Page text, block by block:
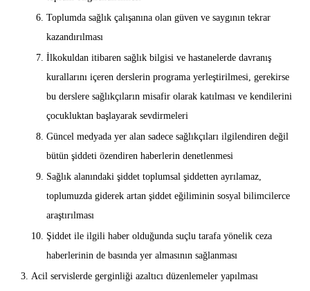
Toplumda sağlık çalışanına olan güven ve saygının tekrar
kazandırılması
İlkokuldan itibaren sağlık bilgisi ve hastanelerde davranış
kurallarını içeren derslerin programa yerleştirilmesi, gerekirse
bu derslere sağlıkçıların misafir olarak katılması ve kendilerini
çocukluktan başlayarak sevdirmeleri
Güncel medyada yer alan sadece sağlıkçıları ilgilendiren değil
bütün şiddeti özendiren haberlerin denetlenmesi
Sağlık alanındaki şiddet toplumsal şiddetten ayrılamaz,
toplumuzda giderek artan şiddet eğiliminin sosyal bilimcilerce
araştırılması
Şiddet ile ilgili haber olduğunda suçlu tarafa yönelik ceza
haberlerinin de basında yer almasının sağlanması
Acil servislerde gerginliği azaltıcı düzenlemeler yapılması